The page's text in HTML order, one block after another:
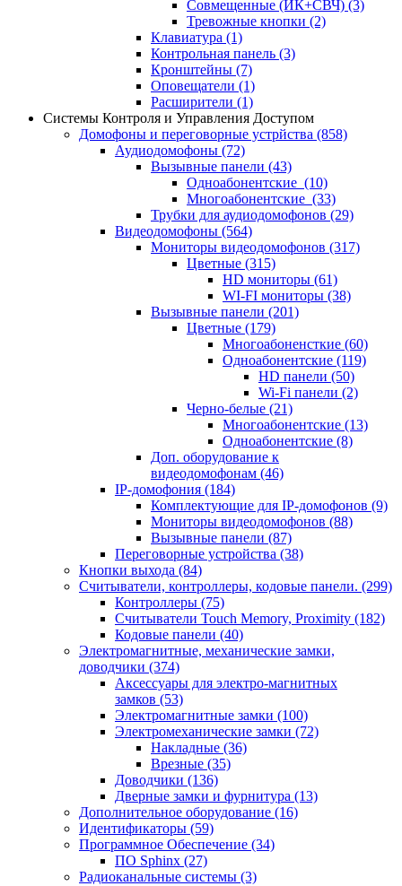
Совмещенные (ИК+СВЧ) (3)
Тревожные кнопки (2)
Клавиатура (1)
Контрольная панель (3)
Кронштейны (7)
Оповещатели (1)
Расширители (1)
Системы Контроля и Управления Доступом
Домофоны и переговорные устрйства (858)
Аудиодомофоны (72)
Вызывные панели (43)
Одноабонентские (10)
Многоабонентские (33)
Трубки для аудиодомофонов (29)
Видеодомофоны (564)
Мониторы видеодомофонов (317)
Цветные (315)
HD мониторы (61)
WI-FI мониторы (38)
Вызывные панели (201)
Цветные (179)
Многоабоненсткие (60)
Одноабонентские (119)
HD панели (50)
Wi-Fi панели (2)
Черно-белые (21)
Многоабонентские (13)
Одноабонентские (8)
Доп. оборудование к
видеодомофонам (46)
IP-домофония (184)
Комплектующие для IP-домофонов (9)
Мониторы видеодомофонов (88)
Вызывные панели (87)
Переговорные устройства (38)
Кнопки выхода (84)
Считыватели, контроллеры, кодовые панели. (299)
Контроллеры (75)
Считыватели Touch Memory, Proximity (182)
Кодовые панели (40)
Электромагнитные, механические замки,
доводчики (374)
Аксессуары для электро-магнитных
замков (53)
Электромагнитные замки (100)
Электромеханические замки (72)
Накладные (36)
Врезные (35)
Доводчики (136)
Дверные замки и фурнитура (13)
Дополнительное оборудование (16)
Идентификаторы (59)
Программное Обеспечение (34)
ПО Sphinx (27)
Радиоканальные системы (3)